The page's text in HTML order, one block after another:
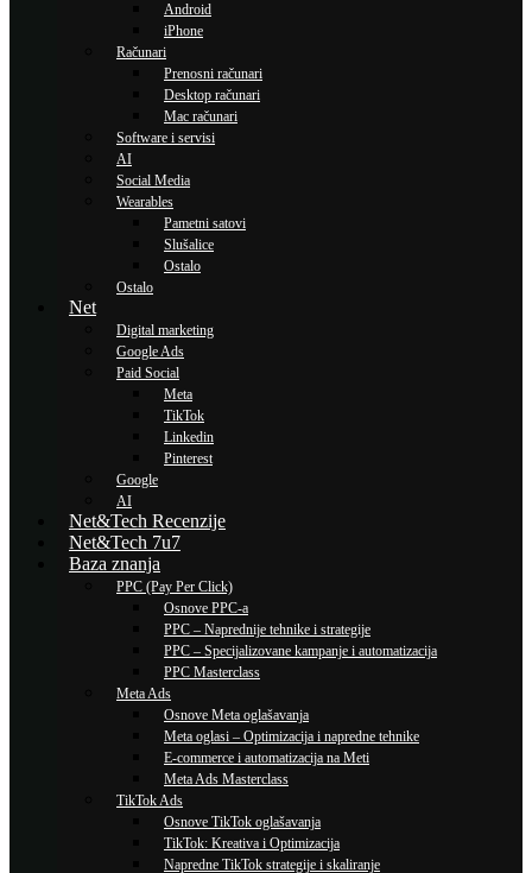
Android
iPhone
Računari
Prenosni računari
Desktop računari
Mac računari
Software i servisi
AI
Social Media
Wearables
Pametni satovi
Slušalice
Ostalo
Ostalo
Net
Digital marketing
Google Ads
Paid Social
Meta
TikTok
Linkedin
Pinterest
Google
AI
Net&Tech Recenzije
Net&Tech 7u7
Baza znanja
PPC (Pay Per Click)
Osnove PPC-a
PPC – Naprednije tehnike i strategije
PPC – Specijalizovane kampanje i automatizacija
PPC Masterclass
Meta Ads
Osnove Meta oglašavanja
Meta oglasi – Optimizacija i napredne tehnike
E-commerce i automatizacija na Meti
Meta Ads Masterclass
TikTok Ads
Osnove TikTok oglašavanja
TikTok: Kreativa i Optimizacija
Napredne TikTok strategije i skaliranje